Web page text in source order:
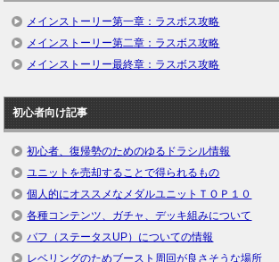
メインストーリー第一章：ラスボス攻略
メインストーリー第二章：ラスボス攻略
メインストーリー最終章：ラスボス攻略
初心者向け記事
初心者、復帰勢のためのゆるドラシル情報
ユニットを売却することで得られるもの
個人的にオススメなメダルユニットＴＯＰ１０
各種コンテンツ、ガチャ、デッキ組みについて
バフ（ステータスUP）についての情報
レベリングのためブースト周回が良さそうな場所